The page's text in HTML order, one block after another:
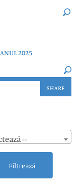
ANUL 2025
×
SHARE
--
Filtrează